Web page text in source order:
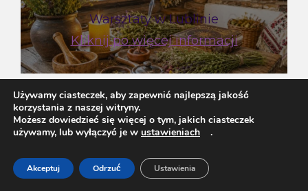
Warsztaty w Lublinie
Kliknij po więcej informacji
szukaj usługi
Używamy ciasteczek, aby zapewnić najlepszą jakość
korzystania z naszej witryny.
Możesz dowiedzieć się więcej o tym, jakich ciasteczek
używamy, lub wyłączyć je w ustawieniach .
Akceptuj Odrzuć Ustawienia